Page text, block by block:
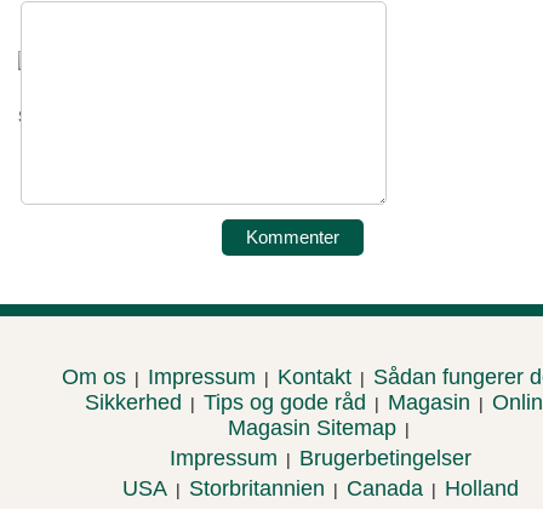
Sørg for, at dit hjem er frit for skimmelsvamp
Om os | Impressum | Kontakt | Sådan fungerer
Sikkerhed
| Tips og gode råd | Magasin |
Magasin Sitemap |
Impressum | Brugerbetingelser
USA | Storbritannien | Canada | Holland